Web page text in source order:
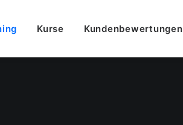
Kurse Kundenbewertungen